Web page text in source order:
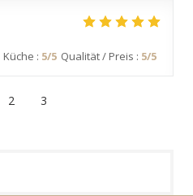
Küche : 5/5 Qualität / Preis : 5/5
2 3